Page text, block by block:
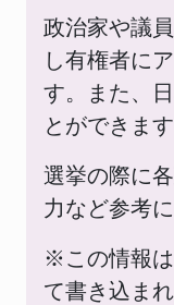
政治家や議
し有権者に
す。また、
とができます
選挙の際に
力など参考
※この情報
て書き込ま